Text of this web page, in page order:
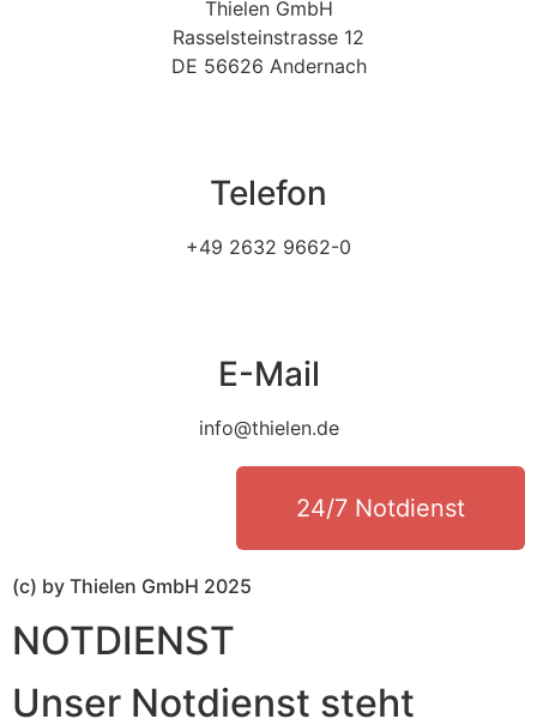
Thielen GmbH
Rasselsteinstrasse 12
DE 56626 Andernach
Telefon
+49 2632 9662-0
E-Mail
info@thielen.de
24/7 Notdienst
(c) by Thielen GmbH 2025
NOTDIENST
Unser Notdienst steht